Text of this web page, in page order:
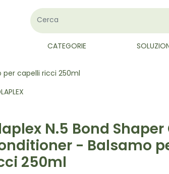
CATEGORIE
per capelli ricci 250ml
N.5 Bond Shaper
- Balsamo
250ml